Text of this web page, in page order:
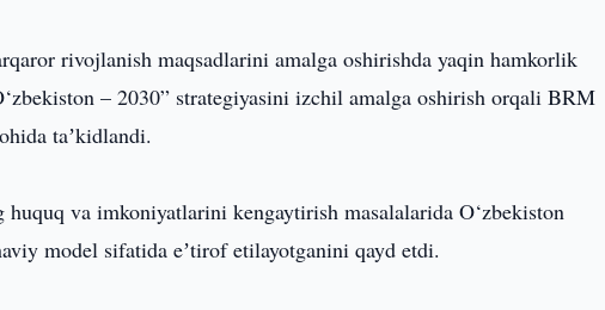
rivojlanish maqsadlarini amalga oshirishda yaqin hamkorlik
– 2030” strategiyasini izchil amalga oshirish orqali BRM
taʼkidlandi.
va imkoniyatlarini kengaytirish masalalarida O‘zbekiston
model sifatida eʼtirof etilayotganini qayd etdi.